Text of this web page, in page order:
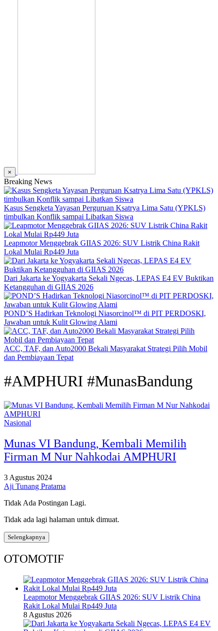
×
Breaking News
Kasus Sengketa Yayasan Perguruan Ksatrya Lima Satu (YPKLS)
timbulkan Konflik sampai Libatkan Siswa
Leapmotor Menggebrak GIIAS 2026: SUV Listrik China Rakit
Lokal Mulai Rp449 Juta
Dari Jakarta ke Yogyakarta Sekali Ngecas, LEPAS E4 EV Buktikan
Ketangguhan di GIIAS 2026
POND’S Hadirkan Teknologi Niasorcinol™ di PIT PERDOSKI,
Jawaban untuk Kulit Glowing Alami
ACC, TAF, dan Auto2000 Bekali Masyarakat Strategi Pilih Mobil
dan Pembiayaan Tepat
#AMPHURI #MunasBandung
Nasional
Munas VI Bandung, Kembali Memilih
Firman M Nur Nahkodai AMPHURI
3 Agustus 2024
Aji Tunang Pratama
Tidak Ada Postingan Lagi.
Tidak ada lagi halaman untuk dimuat.
Selengkapnya
OTOMOTIF
Leapmotor Menggebrak GIIAS 2026: SUV Listrik China
Rakit Lokal Mulai Rp449 Juta
8 Agustus 2026